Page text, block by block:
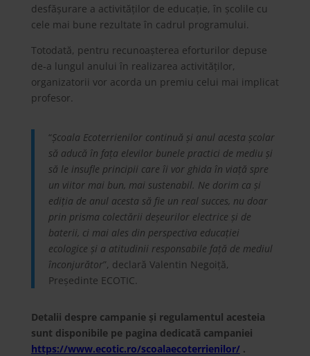
desfășurare a activităților de educație, în școlile cu
cele mai bune rezultate în cadrul programului.
Totodată, pentru recunoașterea eforturilor depuse
de-a lungul anului în realizarea activităților,
organizatorii vor acorda un premiu celui mai implicat
profesor.
“Școala Ecoterrienilor continuă și anul acesta școlar
să aducă în fața elevilor bunele practici de mediu și
să le insufle principii care îi vor ghida în viață spre
un viitor mai bun, mai sustenabil. Ne dorim ca și
ediția de anul acesta să fie un real succes, nu doar
prin prisma colectării deșeurilor electrice și de
baterii, ci mai ales din perspectiva educației
ecologice și a atitudinii responsabile față de mediul
înconjurător”, declară Valentin Negoiță,
Președinte ECOTIC.
Detalii despre campanie și regulamentul acesteia
sunt disponibile pe pagina dedicată campaniei
https://www.ecotic.ro/scoalaecoterrienilor/ .